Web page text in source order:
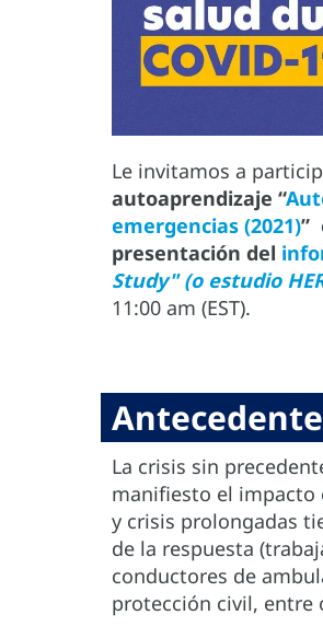
Le invitamos a
autoaprendizaje “
emergencias (2021)”
presentación del
Study" (o estudio
11:00 am (EST).
La crisis sin
manifiesto el impacto
y crisis prolongadas
de la respuesta
conductores de
protección civil, entre